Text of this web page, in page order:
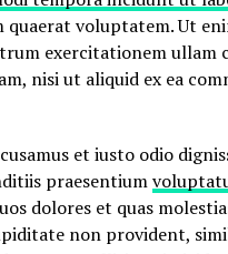
quaerat voluptatem. Ut
exercitationem ullam
nisi ut aliquid ex ea
et iusto odio
praesentium
dolores et quas
non provident,